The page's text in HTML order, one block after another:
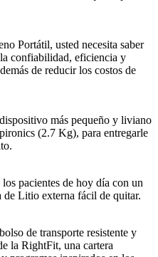
Portátil, usted necesita saber
confiabilidad, eficiencia y
de reducir los costos de
más pequeño y liviano
(2.7 Kg), para entregarle
pacientes de hoy día con un
de Litio externa fácil de quitar.
de transporte resistente y
la RightFit, una cartera